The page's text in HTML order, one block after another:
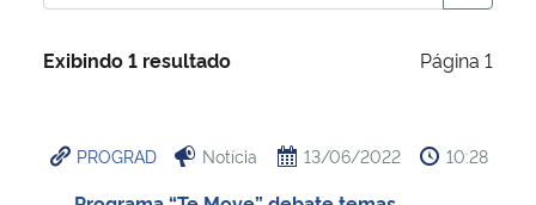
Ministério da Cidadania
Exibindo 1 resultado Página 1
PROGRAD Notícia 13/06/2022 10:28